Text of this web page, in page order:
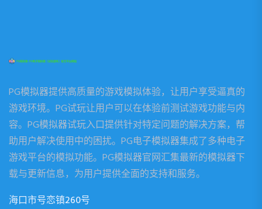
PG模拟器提供高质量的游戏模拟体验，让用户享受逼真的
游戏环境。PG试玩让用户可以在体验前测试游戏功能与内
容。PG模拟器试玩入口提供针对特定问题的解决方案，帮
助用户解决使用中的困扰。PG电子模拟器集成了多种电子
游戏平台的模拟功能。PG模拟器官网汇集最新的模拟器下
载与更新信息，为用户提供全面的支持和服务。
海口市号恋镇260号